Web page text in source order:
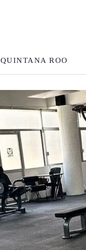
QUINTANA ROO